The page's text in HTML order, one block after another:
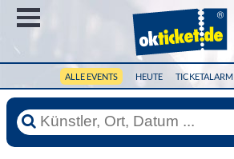
ALLE EVENTS HEUTE TICKETALARM